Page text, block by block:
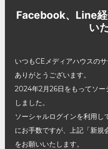
Facebook、Line
い
いつもCEメディアハウスの
ありがとうございます。
2024年2月26日をもってソー
しました。
ソーシャルログインを利用
にお手数ですが、上記「新規
をお願いいたします。